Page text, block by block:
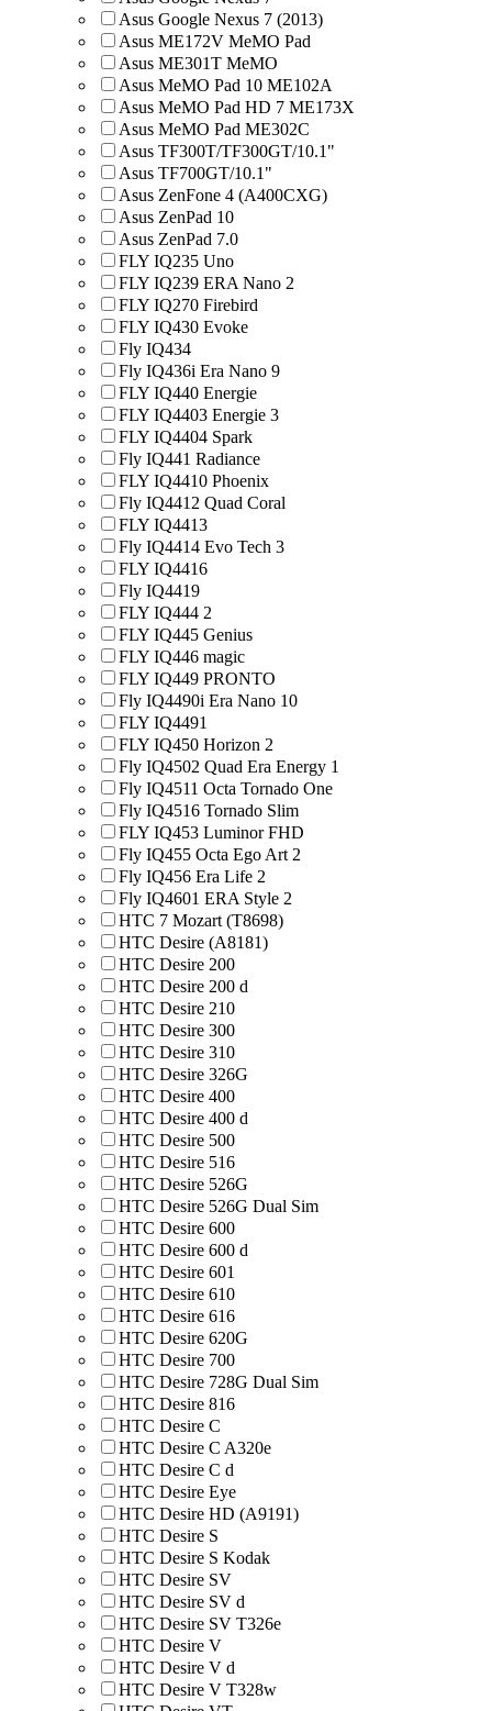
Asus Google Nexus 7 (2013)
Asus ME172V MeMO Pad
Asus ME301T MeMO
Asus MeMO Pad 10 ME102A
Asus MeMO Pad HD 7 ME173X
Asus MeMO Pad ME302C
Asus TF300T/TF300GT/10.1"
Asus TF700GT/10.1"
Asus ZenFone 4 (A400CXG)
Asus ZenPad 10
Asus ZenPad 7.0
FLY IQ235 Uno
FLY IQ239 ERA Nano 2
FLY IQ270 Firebird
FLY IQ430 Evoke
Fly IQ434
Fly IQ436i Era Nano 9
FLY IQ440 Energie
FLY IQ4403 Energie 3
FLY IQ4404 Spark
Fly IQ441 Radiance
FLY IQ4410 Phoenix
Fly IQ4412 Quad Coral
FLY IQ4413
Fly IQ4414 Evo Tech 3
FLY IQ4416
Fly IQ4419
FLY IQ444 2
FLY IQ445 Genius
FLY IQ446 magic
FLY IQ449 PRONTO
Fly IQ4490i Era Nano 10
FLY IQ4491
FLY IQ450 Horizon 2
Fly IQ4502 Quad Era Energy 1
Fly IQ4511 Octa Tornado One
Fly IQ4516 Tornado Slim
FLY IQ453 Luminor FHD
Fly IQ455 Octa Ego Art 2
Fly IQ456 Era Life 2
Fly IQ4601 ERA Style 2
HTC 7 Mozart (T8698)
HTC Desire (A8181)
HTC Desire 200
HTC Desire 200 d
HTC Desire 210
HTC Desire 300
HTC Desire 310
HTC Desire 326G
HTC Desire 400
HTC Desire 400 d
HTC Desire 500
HTC Desire 516
HTC Desire 526G
HTC Desire 526G Dual Sim
HTC Desire 600
HTC Desire 600 d
HTC Desire 601
HTC Desire 610
HTC Desire 616
HTC Desire 620G
HTC Desire 700
HTC Desire 728G Dual Sim
HTC Desire 816
HTC Desire C
HTC Desire C A320e
HTC Desire C d
HTC Desire Eye
HTC Desire HD (A9191)
HTC Desire S
HTC Desire S Kodak
HTC Desire SV
HTC Desire SV d
HTC Desire SV T326e
HTC Desire V
HTC Desire V d
HTC Desire V T328w